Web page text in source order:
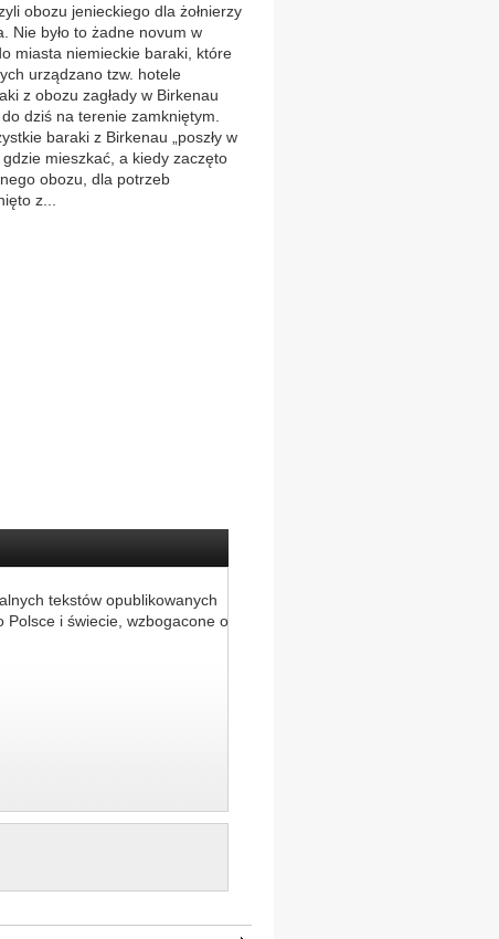
obozu jenieckiego dla żołnierzy
Nie było to żadne novum w
miasta niemieckie baraki, które
urządzano tzw. hotele
z obozu zagłady w Birkenau
dziś na terenie zamkniętym.
baraki z Birkenau „poszły w
mieszkać, a kiedy zaczęto
obozu, dla potrzeb
z...
tekstów opublikowanych
Polsce i świecie, wzbogacone o